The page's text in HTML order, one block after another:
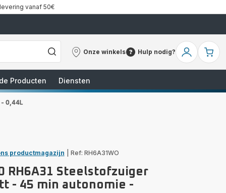
vanaf 50€
Onze winkels
Onze
Hulp nodig?
Hulp
Mijn
Producten
Diensten
- 0,44L
productmagazijn Ref: RH6A31WO
RH6A31 Steelstofzuiger
- 45 min autonomie -